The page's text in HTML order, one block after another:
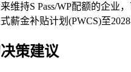
维持S Pass/WP配额的企业
薪金补贴计划(PWCS)至
策建议